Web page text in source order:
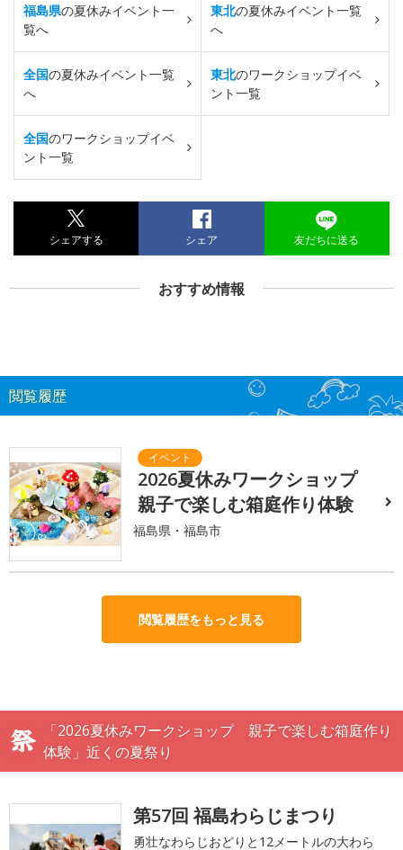
福島県の夏休みイベント一
覧へ
東北の夏休みイベント一覧
へ
全国の夏休みイベント一覧
へ
東北のワークショップイベ
ント一覧
全国のワークショップイベ
ント一覧
シェアする シェア 友だちに送る
おすすめ情報
閲覧履歴
2026夏休みワークショップ
親子で楽しむ箱庭作り体験
福島県・福島市
閲覧履歴をもっと見る
「2026夏休みワークショップ 親子で楽しむ箱庭作り
体験」近くの夏祭り
第57回 福島わらじまつり
勇壮なわらじおどりと12メートルの大わら